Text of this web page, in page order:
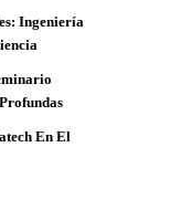
Ingeniería
En El